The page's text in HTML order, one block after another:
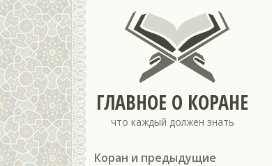
ГЛАВНОЕ О КОРАНЕ
что каждый должен знать
Коран и предыдущие